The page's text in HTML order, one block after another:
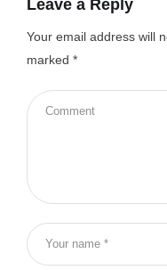
Leave a Reply
Your email address will
marked *